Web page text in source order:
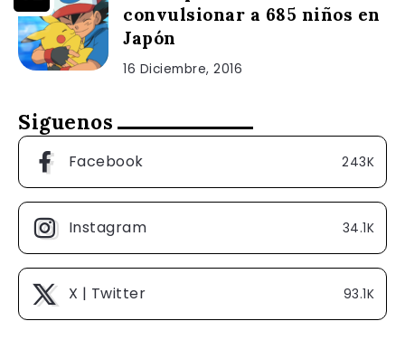
convulsionar a 685 niños en
Japón
16 Diciembre, 2016
Siguenos
Facebook 243K
Instagram 34.1K
X | Twitter 93.1K